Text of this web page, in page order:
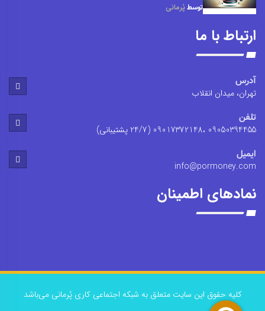
توسطپُرمانی
ارتباط با ما
آدرس
تهران، میدان انقلاب
تلفن
09050394455 ،09017372148 (24/7 پشتیبانی)
ایمیل
info@pormoney.com
نمادهای اطمینان
کلیه حقوق این سایت متعلق به شبکه اجتماعی کاری پُرمانی می‌باشد